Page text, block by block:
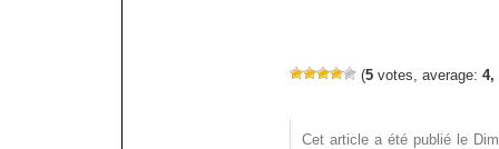
(5 votes, average: 4,
Cet article a été publié le